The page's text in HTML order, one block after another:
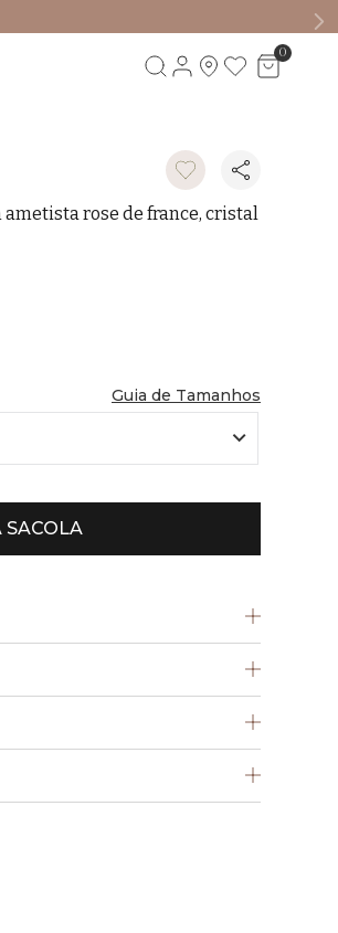
0
rose de france, cristal
Guia de Tamanhos
SACOLA